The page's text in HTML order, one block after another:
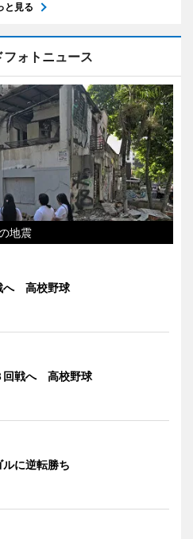
と見る
フォトニュース
地震
へ 高校野球
回戦へ 高校野球
ルに逆転勝ち